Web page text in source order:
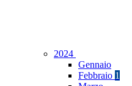
2024
Gennaio
Febbraio 1